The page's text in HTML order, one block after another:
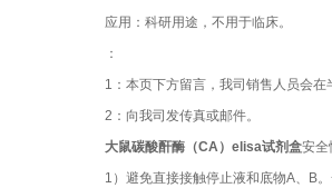
应用：科研用途，不用于临床。
：
1：本页下方留言，我司销售人员会在
2：向我司发传真或邮件。
大鼠碳酸酐酶（CA）elisa试剂盒安全
1）避免直接接触停止液和底物A、B